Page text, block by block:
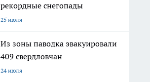
рекордные снегопады
25 июля
Из зоны паводка эвакуировали
409 свердловчан
24 июля